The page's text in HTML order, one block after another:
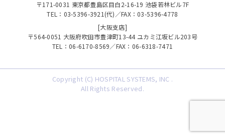
〒171-0031 東京都豊島区目白2-16-19 池袋若林ビル7F
TEL：03-5396-3921(代)／FAX：03-5396-4778
[大阪支店]
〒564-0051 大阪府吹田市豊津町13-44 ユカミ江坂ビル203号
TEL：06-6170-8569／FAX：06-6318-7471
Copyright (C) HOSPITAL SYSTEMS, INC .
All Rights Reserved.